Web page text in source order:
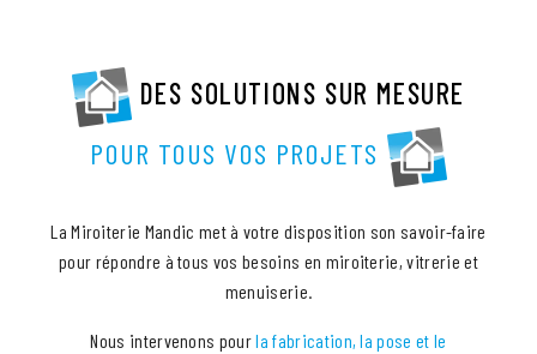
DES SOLUTIONS SUR MESURE
POUR TOUS VOS PROJETS
La Miroiterie Mandic met à votre disposition son savoir-faire
pour répondre à tous vos besoins en miroiterie, vitrerie et
menuiserie.
Nous intervenons pourla fabrication, la pose et le